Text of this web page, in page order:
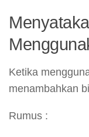
Ketika
menambahkan
Rumus :